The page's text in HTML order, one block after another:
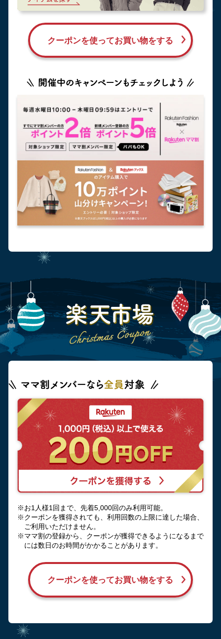
クーポンを使ってお買い物をする
※お1人様1回まで、先着5,000回のみ利用可能。
※クーポンを獲得されても、利用回数の上限に達した場合、
ご利用いただけません。
※ママ割の登録から、クーポンが獲得できるようになるまで
には数日のお時間がかかることがあります。
クーポンを使ってお買い物をする